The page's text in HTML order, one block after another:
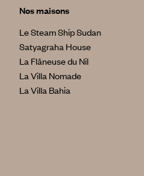
Nos maisons
Le Steam Ship Sudan
Satyagraha House
La Flâneuse du Nil
La Villa Nomade
La Villa Bahia